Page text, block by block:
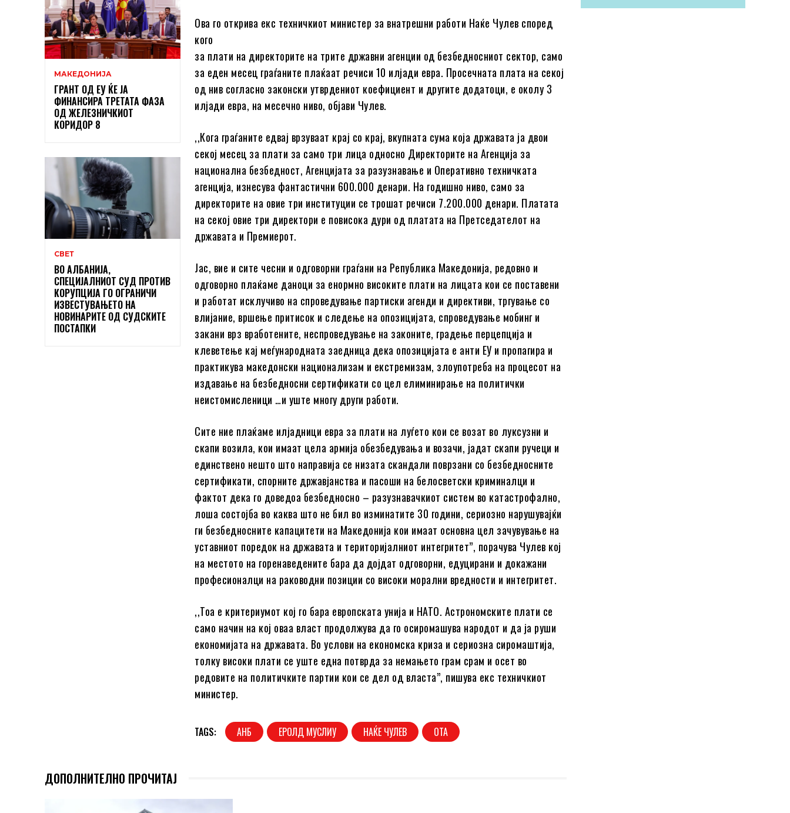
МАКЕДОНИЈА
ГРАНТ ОД ЕУ ЌЕ ЈА
ФИНАНСИРА ТРЕТАТА ФАЗА
ОД ЖЕЛЕЗНИЧКИОТ
КОРИДОР 8
СВЕТ
ВО АЛБАНИЈА,
СПЕЦИЈАЛНИОТ СУД ПРОТИВ
КОРУПЦИЈА ГО ОГРАНИЧИ
ИЗВЕСТУВАЊЕТО НА
НОВИНАРИТЕ ОД СУДСКИТЕ
ПОСТАПКИ
Ова го открива екс техничкиот министер за внатрешни работи Наќе Чулев според
кого
за плати на директорите на трите државни агенции од безбедносниот сектор, само
за еден месец граѓаните плаќаат речиси 10 илјади евра. Просечната плата на секој
од нив согласно законски утврдениот коефициент и другите додатоци, е околу 3
илјади евра, на месечно ниво, објави Чулев.
,,Кога граѓаните едвај врзуваат крај со крај, вкупната сума која државата ја двои
секој месец за плати за само три лица односно Директорите на Агенција за
национална безбедност, Агенцијата за разузнавање и Оперативно техничката
агенција, изнесува фантастични 600.000 денари. На годишно ниво, само за
директорите на овие три институции се трошат речиси 7.200.000 денари. Платата
на секој овие три директори е повисока дури од платата на Претседателот на
државата и Премиерот.
Јас, вие и сите чесни и одговорни граѓани на Република Македонија, редовно и
одговорно плаќаме даноци за енормно високите плати на лицата кои се поставени
и работат исклучиво на спроведување партиски агенди и директиви, тргување со
влијание, вршење притисок и следење на опозицијата, спроведување мобинг и
закани врз вработените, неспроведување на законите, градење перцепција и
клеветење кај меѓународната заедница дека опозицијата е анти ЕУ и пропагира и
практикува македонски национализам и екстремизам, злоупотреба на процесот на
издавање на безбедносни сертификати со цел елиминирање на политички
неистомисленици …и уште многу други работи.
Сите ние плаќаме илјадници евра за плати на луѓето кои се возат во луксузни и
скапи возила, кои имаат цела армија обезбедувања и возачи, јадат скапи ручеци и
единствено нешто што направија се низата скандали поврзани со безбедносните
сертификати, спорните државјанства и пасоши на белосветски криминалци и
фактот дека го доведоа безбедносно – разузнавачкиот систем во катастрофално,
лоша состојба во каква што не бил во изминатите 30 години, сериозно нарушувајќи
ги безбедносните капацитети на Македонија кои имаат основна цел зачувување на
уставниот поредок на државата и територијалниот интегритет”, порачува Чулев кој
на местото на горенаведените бара да дојдат одговорни, едуцирани и докажани
професионалци на раководни позиции со високи морални вредности и интегритет.
,,Тоа е критериумот кој го бара европската унија и НАТО. Астрономските плати се
само начин на кој оваа власт продолжува да го осиромашува народот и да ја руши
економијата на државата. Во услови на економска криза и сериозна сиромаштија,
толку високи плати се уште една потврда за немањето грам срам и осет во
редовите на политичките партии кои се дел од власта”, пишува екс техничкиот
министер.
TAGS: АНБ ЕРОЛД МУСЛИУ НАЌЕ ЧУЛЕВ ОТА
ДОПОЛНИТЕЛНО ПРОЧИТАЈ